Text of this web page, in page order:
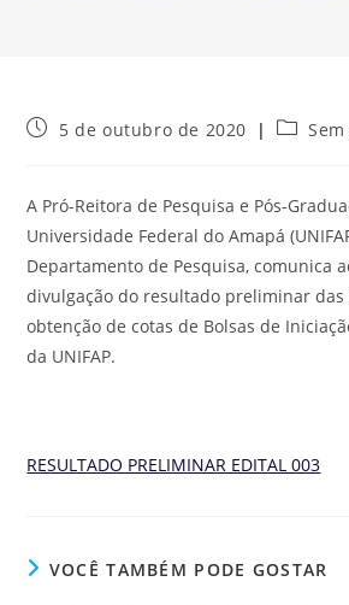
5 de outubro de 2020
A Pró-Reitora de Pesquisa e Pós-
Universidade Federal do Amapá
Departamento de Pesquisa, comunica
divulgação do resultado preliminar das
obtenção de cotas de Bolsas de
da UNIFAP.
RESULTADO PRELIMINAR EDITAL 003
VOCÊ TAMBÉM PODE GOSTAR